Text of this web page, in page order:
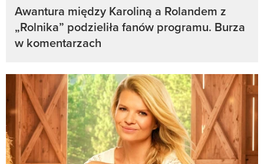
Awantura między Karoliną a Rolandem z
„Rolnika” podzieliła fanów programu. Burza
w komentarzach